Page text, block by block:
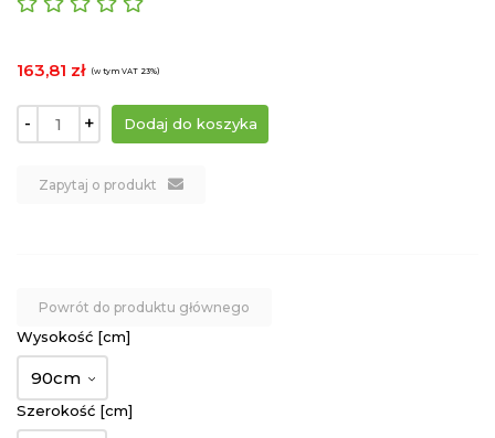
163,81 zł (w tym VAT 23%)
- +
Zapytaj o produkt
Powrót do produktu głównego
Wysokość [cm]
90cm
Szerokość [cm]